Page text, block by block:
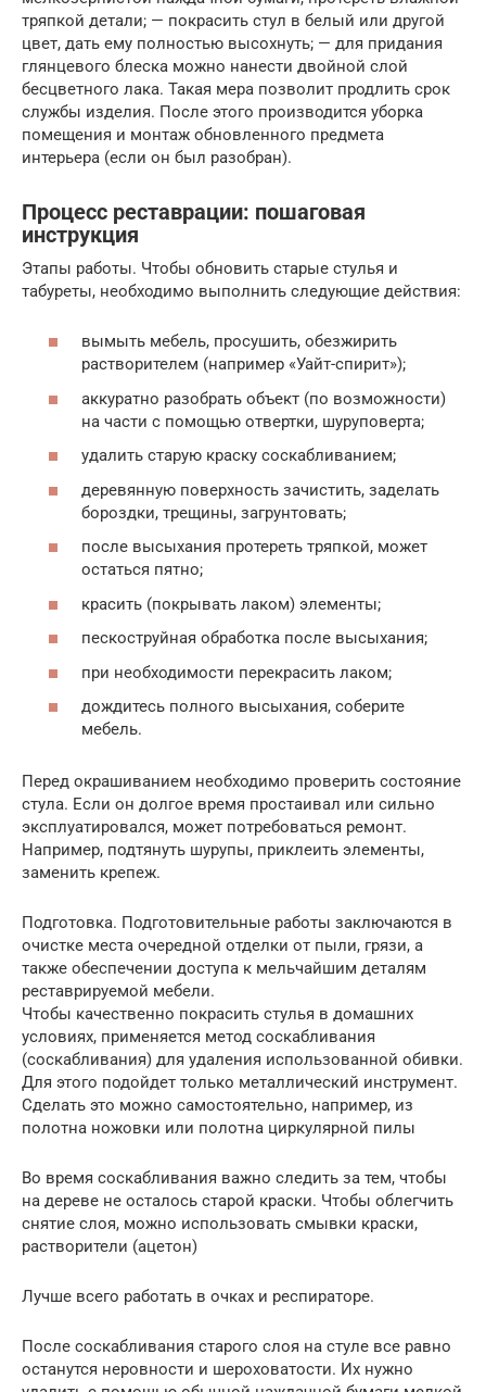
тряпкой детали; — покрасить стул в белый или другой
цвет, дать ему полностью высохнуть; — для придания
глянцевого блеска можно нанести двойной слой
бесцветного лака. Такая мера позволит продлить срок
службы изделия. После этого производится уборка
помещения и монтаж обновленного предмета
интерьера (если он был разобран).
Процесс реставрации: пошаговая
инструкция
Этапы работы. Чтобы обновить старые стулья и
табуреты, необходимо выполнить следующие действия:
вымыть мебель, просушить, обезжирить
растворителем (например «Уайт-спирит»);
аккуратно разобрать объект (по возможности)
на части с помощью отвертки, шуруповерта;
удалить старую краску соскабливанием;
деревянную поверхность зачистить, заделать
бороздки, трещины, загрунтовать;
после высыхания протереть тряпкой, может
остаться пятно;
красить (покрывать лаком) элементы;
пескоструйная обработка после высыхания;
при необходимости перекрасить лаком;
дождитесь полного высыхания, соберите
мебель.
Перед окрашиванием необходимо проверить состояние
стула. Если он долгое время простаивал или сильно
эксплуатировался, может потребоваться ремонт.
Например, подтянуть шурупы, приклеить элементы,
заменить крепеж.
Подготовка. Подготовительные работы заключаются в
очистке места очередной отделки от пыли, грязи, а
также обеспечении доступа к мельчайшим деталям
реставрируемой мебели.
Чтобы качественно покрасить стулья в домашних
условиях, применяется метод соскабливания
(соскабливания) для удаления использованной обивки.
Для этого подойдет только металлический инструмент.
Сделать это можно самостоятельно, например, из
полотна ножовки или полотна циркулярной пилы
Во время соскабливания важно следить за тем, чтобы
на дереве не осталось старой краски. Чтобы облегчить
снятие слоя, можно использовать смывки краски,
растворители (ацетон)
Лучше всего работать в очках и респираторе.
После соскабливания старого слоя на стуле все равно
останутся неровности и шероховатости. Их нужно